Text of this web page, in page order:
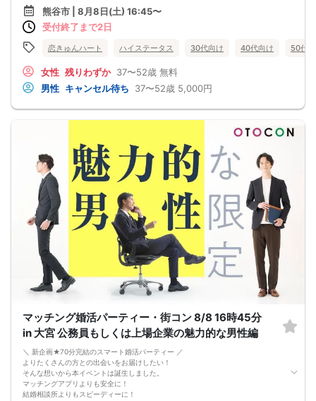
女性からの優先退出になります
【プロフィールカードとは】
会話が盛り上がるようプロフィールカードをご用意しております♪
★話題探しにもう悩まなくても大丈夫です★
【マッチングカード】
貴方に代わり良い印象だった方にマッチングカードをお渡し致します☆
【使い方】
【1】好印象の方の番号をお書き下さい(最大5枚出せます)
【3】連絡先をお伝えする方法になるので積極的にご活用下さい♪
★気に入った方だけに自分の連絡先をカードで教えれます★
💗ご好評につき、男性満席となりました。感謝申し上げます。
女性のみなさま、素敵なお相手をみつけませんか♡
ほとんどの方がおひとり様のご参加です。
等が、お客様の立場でサポートさせて頂いております（ご不明点等がございまし
理想のお相手を見つけませんか♡
皆様のご参加を、スタッフ一同、心よりお待ちしております。
◉無料駐車場あり
❤女性無料ご招待および男性特別価格は参加人数に限りがございますので、お早
めにお申込お待ちしております。
・1対1【1回トーク】フリータイムはございません。
・パーティーに関する事、婚活に関するお悩みなど、何なりとお気軽にご相談下
さい。
【女性・男性の参加者比率調整を行いながら、総勢10名～20名位で開催しており
ます】
（最少催行人数）女性3名・男性3名
☆急なキャンセル等により異性が3名に満たなかった場合、ご参加費全額返金させ
ていただき開催させて頂きます。
☆≪割安価格制度≫ 最少催行人数 女性3名・男性3名
☆やむを得ず、中止と判断した場合には、遅くとも開催の2時間～3時間前までに
は、ご連絡をさせていただきます。
※当パーティーは、ご参加人数、進捗状況等の諸事情により、内容及び時間等に変
更を生じる場合がございます。
※勧誘目的、ご同業者および関係者のお申込みはお断りします。
熊谷市 | 8月8日(土) 16:45〜
受付終了まで2日
恋きゅんハート ハイステータス 30代向け 40代向け 50代
女性 残りわずか 37〜52歳 無料
男性 キャンセル待ち 37〜52歳 5,000円
マッチング婚活パーティー・街コン 8/8 16時45分
in 大宮 公務員もしくは上場企業の魅力的な男性編
＼ 新企画★70分完結のスマート婚活パーティー ／
よりたくさんの方との出会いをお届けしたい！
そんな想いから本イベントは誕生しました。
マッチングアプリよりも安全に！
結婚相談所よりもスピーディーに！